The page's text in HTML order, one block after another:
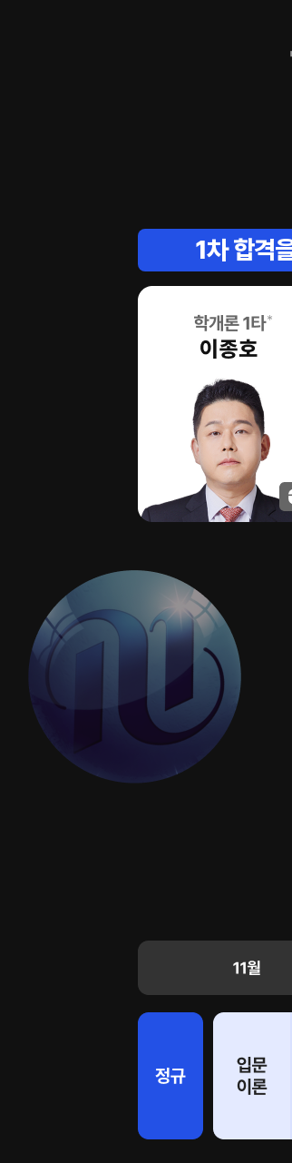
1차 합격